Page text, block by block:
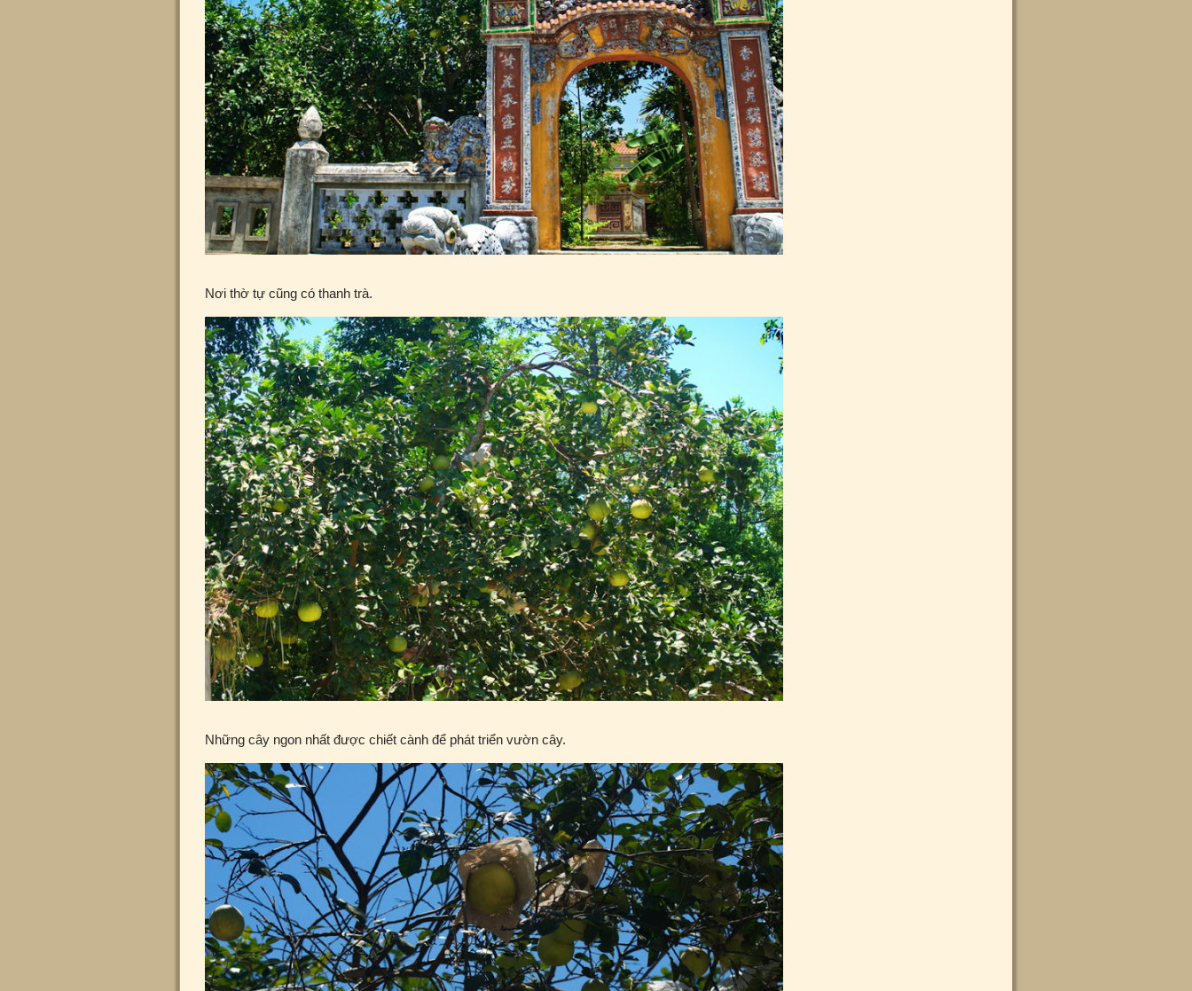
Nơi thờ tự cũng có thanh trà.
Những cây ngon nhất được chiết cành để phát triển vườn cây.